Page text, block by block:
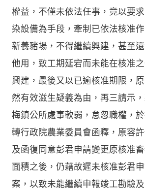
權益，不僅未依法任事，竟以要
染設備為手段，牽制已依法核准
新養豬場，不得繼續興建，甚至
他用，致工期延宕而未能在核准
興建，最後又以已逾核准期限，
然有效滋生疑義為由，再三請示
梅鎮公所處事軟弱，怠忽職權，
轉行政院農業委員會函釋，原容
及函復同意彭君申請變更原核准
面積之後，仍藉故遲未核准彭君
案，以致未能繼續申報竣工勘驗